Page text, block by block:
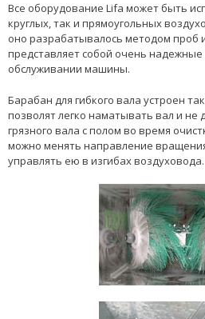
Все оборудование Lifa может быть
круглых, так и прямоугольных
оно разрабатывалось методом проб
представляет собой очень надежные
обслуживании машины.
Барабан для гибкого вала устроен
позволят легко наматывать вал и не
грязного вала с полом во время
можно менять направление
управлять ею в изгибах воздуховода.